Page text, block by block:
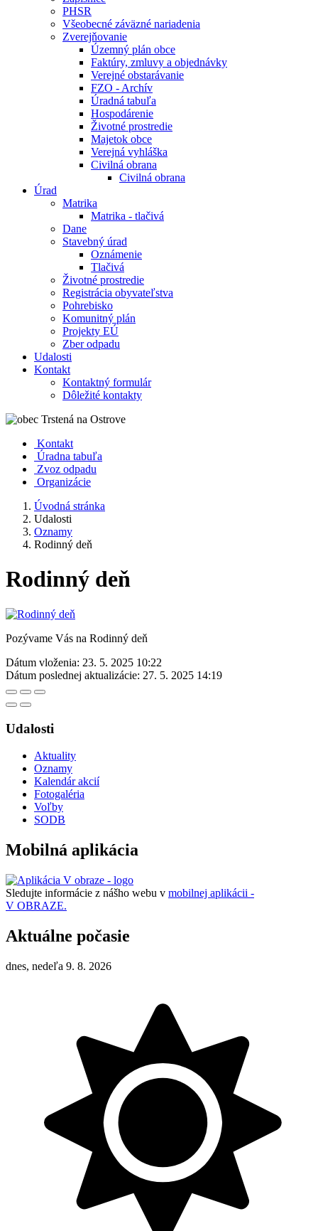
PHSR
Všeobecné záväzné nariadenia
Zverejňovanie
Územný plán obce
Faktúry, zmluvy a objednávky
Verejné obstarávanie
FZO - Archív
Úradná tabuľa
Hospodárenie
Životné prostredie
Majetok obce
Verejná vyhláška
Civilná obrana
Civilná obrana
Úrad
Matrika
Matrika - tlačivá
Dane
Stavebný úrad
Oznámenie
Tlačivá
Životné prostredie
Registrácia obyvateľstva
Pohrebisko
Komunitný plán
Projekty EÚ
Zber odpadu
Udalosti
Kontakt
Kontaktný formulár
Dôležité kontakty
Kontakt
Úradna tabuľa
Zvoz odpadu
Organizácie
Úvodná stránka
Udalosti
Oznamy
Rodinný deň
Rodinný deň
Pozývame Vás na Rodinný deň
Dátum vloženia: 23. 5. 2025 10:22
Dátum poslednej aktualizácie: 27. 5. 2025 14:19
Udalosti
Aktuality
Oznamy
Kalendár akcií
Fotogaléria
Voľby
SODB
Mobilná aplikácia
Sledujte informácie z nášho webu v mobilnej aplikácii -
V OBRAZE.
Aktuálne počasie
dnes, nedeľa 9. 8. 2026